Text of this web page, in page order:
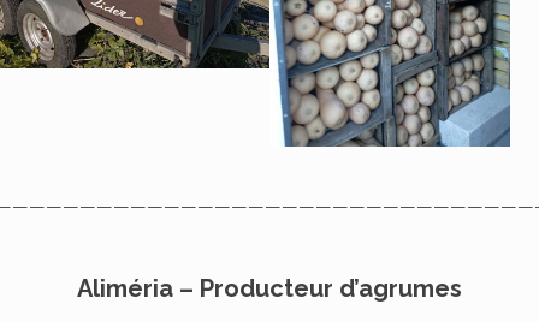
Aliméria – Producteur d’agrumes